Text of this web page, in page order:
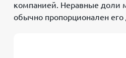
компанией. Неравные доли
обычно пропорционален его